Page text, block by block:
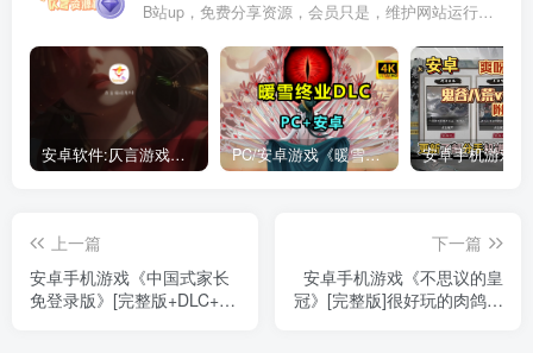
B站up，免费分享资源，会员只是，维护网站运行，会员权利为可以支持本地下载，更多内容，敬请期待！
安卓软件:仄言游戏库4.0APP全新上架了！没有下的赶紧下载呀！ PC/安卓游戏《暖雪最新v3.1.0.1》终业DLC整合版！
上一篇
安卓手机游戏《中国式家长
免登录版》[完整版+DLC+菜
下一篇
安卓手机游戏《不思议的皇
冠》[完整版]很好玩的肉鸽游